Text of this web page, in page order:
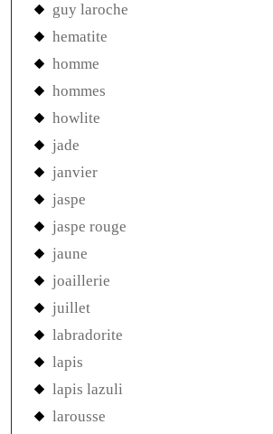
guy laroche
hematite
homme
hommes
howlite
jade
janvier
jaspe
jaspe rouge
jaune
joaillerie
juillet
labradorite
lapis
lapis lazuli
larousse